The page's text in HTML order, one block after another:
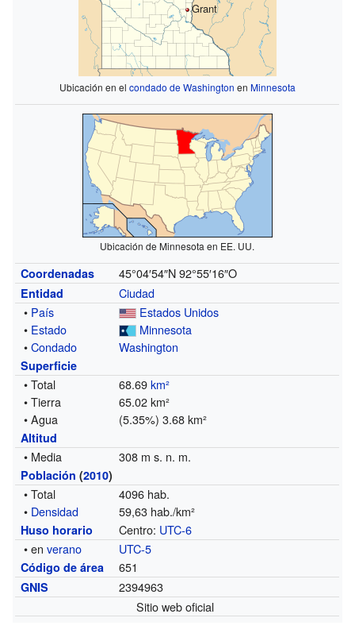
Grant
Ubicación en el condado de Washington en Minnesota
Ubicación de Minnesota en EE. UU.
Coordenadas 45°04′54″N 92°55′16″O
Entidad
Ciudad
• País
Estados Unidos
• Estado
Minnesota
•Condado Washington
Superficie
• Total 68.69km²
• Tierra
65.02 km²
• Agua
(5.35%) 3.68 km²
Altitud
• Media 308 m s. n. m.
Población (2010)
• Total
4096 hab.
• Densidad 59,63 hab./km²
Huso horario Centro: UTC-6
• enverano UTC-5
Código de área 651
GNIS
2394963
Sitio web oficial